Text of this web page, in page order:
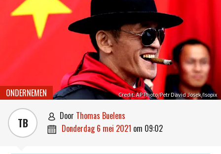
Credit: AP Photo/Petr David Josek/Isopix
ONDERNEMEN
TB  door Thomas Buelens
 donderdag 6 mei 2021 om 09:02